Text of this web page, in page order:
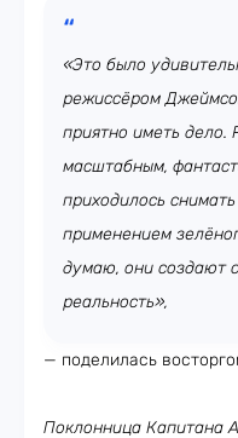
«Это было
режиссёром
приятно иметь дело.
масштабным,
приходилось
применением
думаю, они создают
реальность»,
— поделилась
Поклонница Капитана